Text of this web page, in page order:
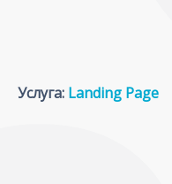
Услуга: Landing Page